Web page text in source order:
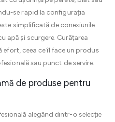
se rapid la configurația
simplificată de conexiunile
apă și scurgere. Curățarea
efort, ceea ce îl face un produs
sau punct de servire.
de produse pentru
alegând dintr-o selecție